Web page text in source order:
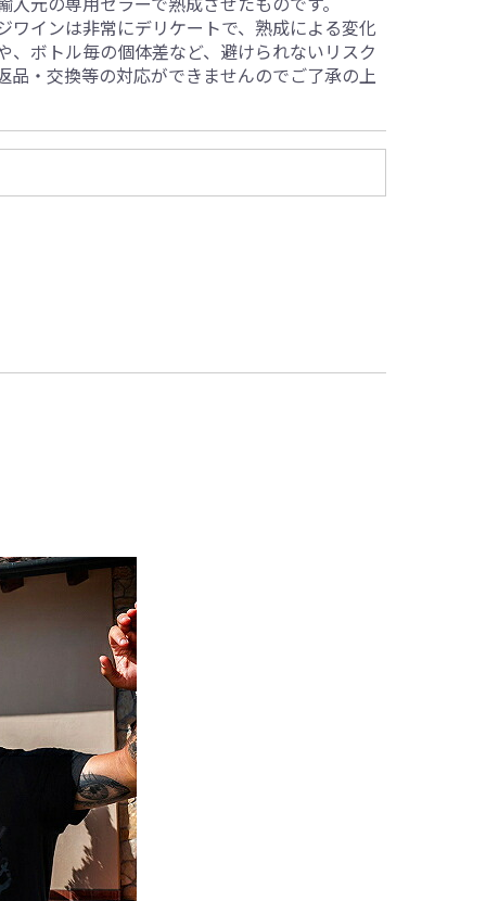
ワインは非常にデリケートで、熟成による変化
、ボトル毎の個体差など、避けられないリスク
品・交換等の対応ができませんのでご了承の上